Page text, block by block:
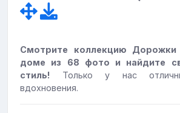
Смотрите коллекцию Дорожки
доме из 68 фото и найдите
стиль!
Только у нас
вдохновения.